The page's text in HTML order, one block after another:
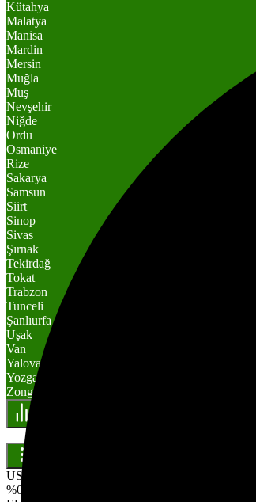
Kütahya
Malatya
Manisa
Mardin
Mersin
Muğla
Muş
Nevşehir
Niğde
Ordu
Osmaniye
Rize
Sakarya
Samsun
Siirt
Sinop
Sivas
Şırnak
Tekirdağ
Tokat
Trabzon
Tunceli
Şanlıurfa
Uşak
Van
Yalova
Yozgat
Zonguldak
USD
%0.21